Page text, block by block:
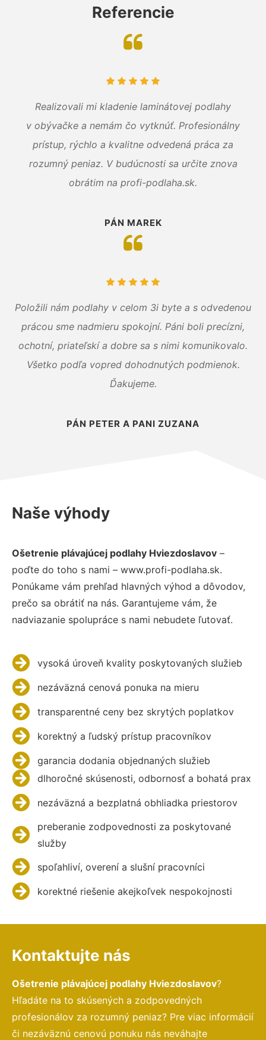
Referencie
Realizovali mi kladenie laminátovej podlahy
v obývačke a nemám čo vytknúť. Profesionálny
prístup, rýchlo a kvalitne odvedená práca za
rozumný peniaz. V budúcnosti sa určite znova
obrátim na profi-podlaha.sk.
PÁN MAREK
Položili nám podlahy v celom 3i byte a s odvedenou
prácou sme nadmieru spokojní. Páni boli precízni,
ochotní, priateľskí a dobre sa s nimi komunikovalo.
Všetko podľa vopred dohodnutých podmienok.
Ďakujeme.
PÁN PETER A PANI ZUZANA
Naše výhody
Ošetrenie plávajúcej podlahy Hviezdoslavov –
poďte do toho s nami – www.profi-podlaha.sk.
Ponúkame vám prehľad hlavných výhod a dôvodov,
prečo sa obrátiť na nás. Garantujeme vám, že
nadviazanie spolupráce s nami nebudete ľutovať.
vysoká úroveň kvality poskytovaných služieb
nezáväzná cenová ponuka na mieru
transparentné ceny bez skrytých poplatkov
korektný a ľudský prístup pracovníkov
garancia dodania objednaných služieb
dlhoročné skúsenosti, odbornosť a bohatá prax
nezáväzná a bezplatná obhliadka priestorov
preberanie zodpovednosti za poskytované
služby
spoľahliví, overení a slušní pracovníci
korektné riešenie akejkoľvek nespokojnosti
Kontaktujte nás
Ošetrenie plávajúcej podlahy Hviezdoslavov?
Hľadáte na to skúsených a zodpovedných
profesionálov za rozumný peniaz? Pre viac informácií
či nezáväznú cenovú ponuku nás neváhajte